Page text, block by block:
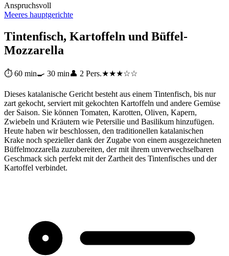
Anspruchsvoll
Meeres hauptgerichte
Tintenfisch, Kartoffeln und Büffel-
Mozzarella
⏱ 60 min🍳 30 min👤 2 Pers.★★★☆☆
Dieses katalanische Gericht besteht aus einem Tintenfisch, bis nur
zart gekocht, serviert mit gekochten Kartoffeln und andere Gemüse
der Saison. Sie können Tomaten, Karotten, Oliven, Kapern,
Zwiebeln und Kräutern wie Petersilie und Basilikum hinzufügen.
Heute haben wir beschlossen, den traditionellen katalanischen
Krake noch spezieller dank der Zugabe von einem ausgezeichneten
Büffelmozzarella zuzubereiten, der mit ihrem unverwechselbaren
Geschmack sich perfekt mit der Zartheit des Tintenfisches und der
Kartoffel verbindet.